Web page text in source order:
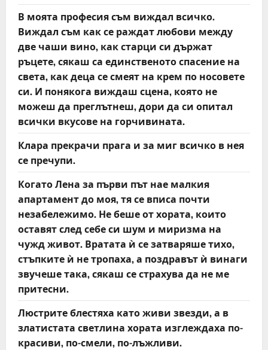
В моята професия съм виждал всичко.
Виждал съм как се раждат любови между
две чаши вино, как старци си държат
ръцете, сякаш са единственото спасение на
света, как деца се смеят на крем по носовете
си. И понякога виждаш сцена, която не
можеш да преглътнеш, дори да си опитал
всички вкусове на горчивината.
Клара прекрачи прага и за миг всичко в нея
се пречупи.
Когато Лена за първи път нае малкия
апартамент до моя, тя се вписа почти
незабележимо. Не беше от хората, които
оставят след себе си шум и миризма на
чужд живот. Вратата ѝ се затваряше тихо,
стъпките ѝ не тропаха, а поздравът ѝ винаги
звучеше така, сякаш се страхува да не ме
притесни.
Люстрите блестяха като живи звезди, а в
златистата светлина хората изглеждаха по-
красиви, по-смели, по-лъжливи.